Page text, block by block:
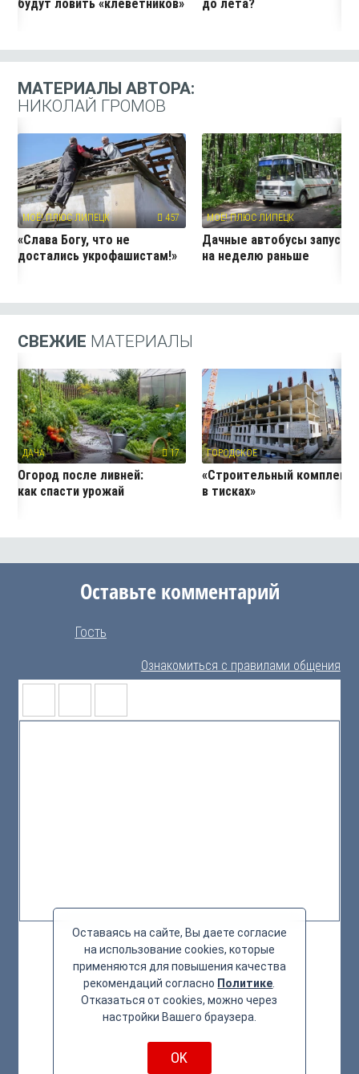
будут ловить «клеветников»
до лета?
МАТЕРИАЛЫ АВТОРА:
НИКОЛАЙ ГРОМОВ
МОЁ! ПЛЮС ЛИПЕЦК 457
«Слава Богу, что не
достались укрофашистам!»
МОЁ! ПЛЮС ЛИПЕЦК
Дачные автобусы
на неделю раньше
СВЕЖИЕ МАТЕРИАЛЫ
ДАЧА 17
Огород после ливней:
как спасти урожай
ГОРОДСКОЕ
«Строительный комплекс
в тисках»
Оставьте комментарий
Гость
Ознакомиться с правилами общения
Оставаясь на сайте, Вы даете согласие
на использование cookies, которые
применяются для повышения качества
рекомендаций согласно Политике
Отказаться от cookies, можно через
настройки Вашего браузера.
OK